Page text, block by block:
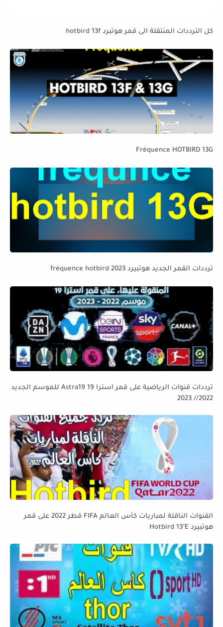
كل الترددات المنتقلة الى قمر هوتبرد hotbird 13f
Fréquence HOTBIRD 13G
ترددات القمر الجديد هوتبيرد fréquence hotbird 2023
ترددات قنوات الرياضية على قمر استرا 19 Astra19 للموسم الجديد
2022// 2023
القنوات الناقلة لمباريات كأس العالم FIFA قطر 2022 على قمر
هوتبيرد Hotbird 13°E